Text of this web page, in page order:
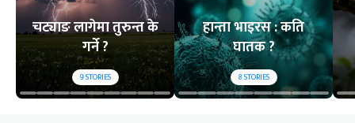
चट्याङ लागेमा तुरुन्त के
गर्ने ?
9STORIES
हान्ता भाइरस : कति
घातक ?
8STORIES